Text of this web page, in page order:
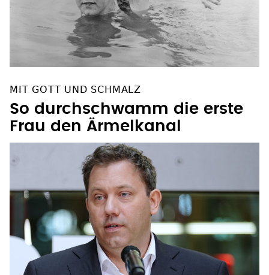
MIT GOTT UND SCHMALZ
So durchschwamm die erste
Frau den Ärmelkanal